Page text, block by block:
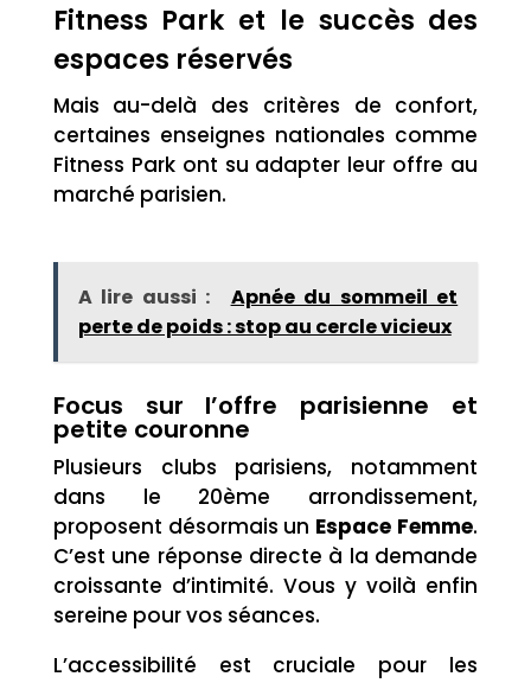
Fitness Park et le succès des
espaces réservés
Mais au-delà des critères de confort,
certaines enseignes nationales comme
Fitness Park ont su adapter leur offre au
marché parisien.
A lire aussi :
Apnée du sommeil et
perte de poids : stop au cercle vicieux
Focus sur l’offre parisienne et
petite couronne
Plusieurs clubs parisiens, notamment
dans le 20ème arrondissement,
proposent désormais un Espace Femme.
C’est une réponse directe à la demande
croissante d’intimité. Vous y voilà enfin
sereine pour vos séances.
L’accessibilité est cruciale pour les